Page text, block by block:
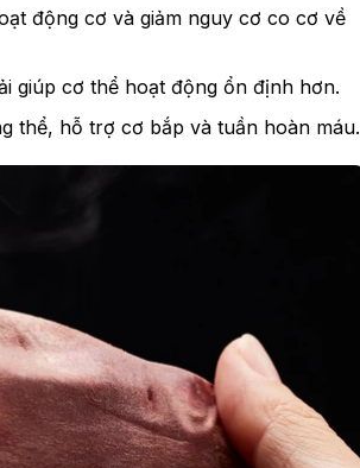
động cơ và giảm nguy cơ co cơ về
giúp cơ thể hoạt động ổn định hơn.
thể, hỗ trợ cơ bắp và tuần hoàn máu.